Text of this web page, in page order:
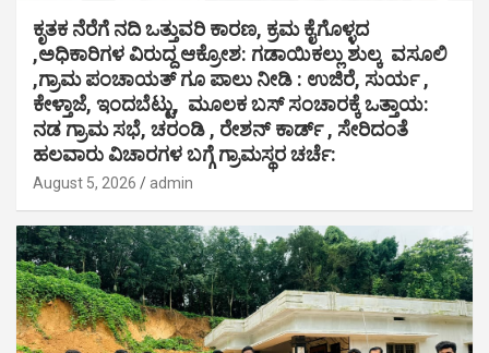
ಕೃತಕ ನೆರೆಗೆ ನದಿ ಒತ್ತುವರಿ ಕಾರಣ, ಕ್ರಮ ಕೈಗೊಳ್ಳದ
,ಅಧಿಕಾರಿಗಳ ವಿರುದ್ದ ಆಕ್ರೋಶ: ಗಡಾಯಿಕಲ್ಲು ಶುಲ್ಕ ವಸೂಲಿ
,ಗ್ರಾಮ ಪಂಚಾಯತ್ ಗೂ ಪಾಲು ನೀಡಿ : ಉಜಿರೆ, ಸುರ್ಯ ,
ಕೇಳ್ತಾಜೆ, ಇಂದಬೆಟ್ಟು, ಮೂಲಕ ಬಸ್ ಸಂಚಾರಕ್ಕೆ ಒತ್ತಾಯ:
ನಡ ಗ್ರಾಮ ಸಭೆ, ಚರಂಡಿ , ರೇಶನ್ ಕಾರ್ಡ್ , ಸೇರಿದಂತೆ
ಹಲವಾರು ವಿಚಾರಗಳ ಬಗ್ಗೆ ಗ್ರಾಮಸ್ಥರ ಚರ್ಚೆ:
August 5, 2026 admin